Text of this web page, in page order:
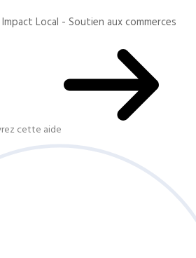
Local - Soutien aux commerces
cette aide